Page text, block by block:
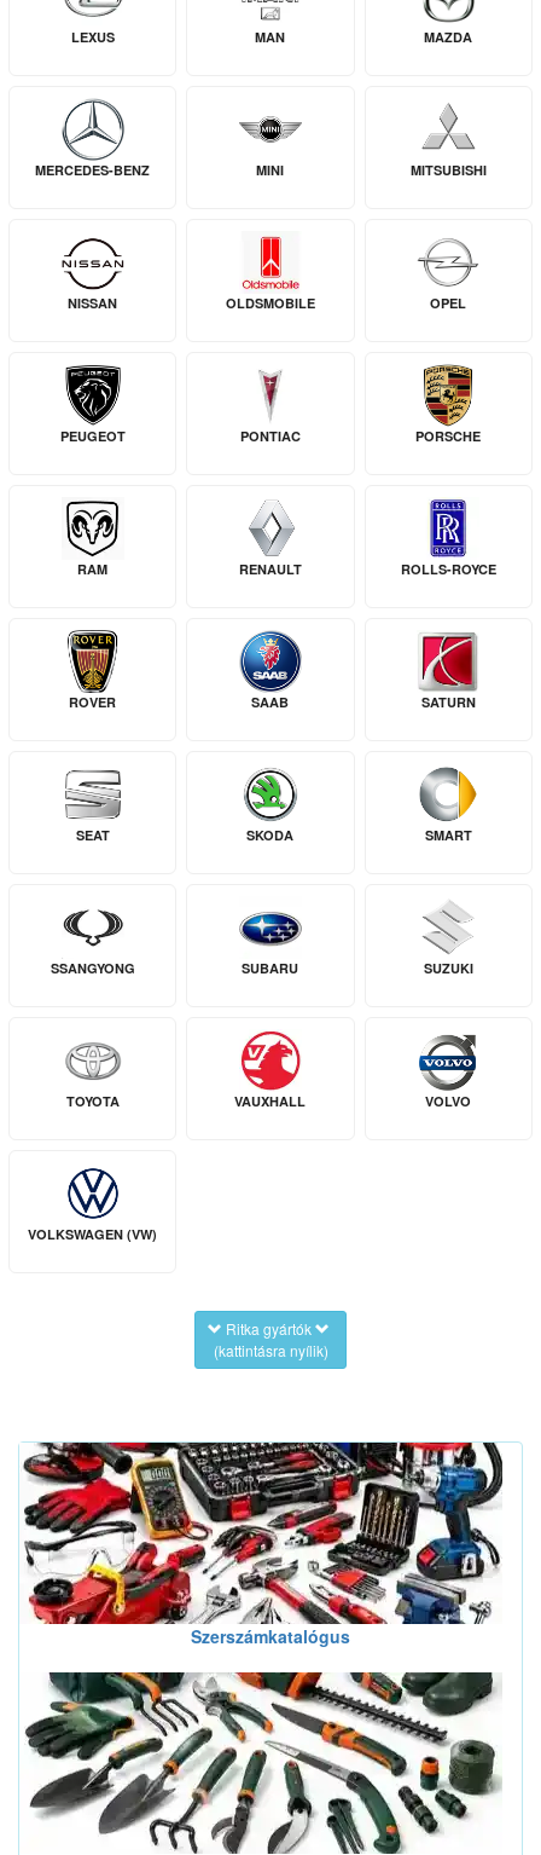
LEXUS MAN MAZDA
MERCEDES-BENZ MINI MITSUBISHI
NISSAN OLDSMOBILE OPEL
PEUGEOT PONTIAC PORSCHE
RAM RENAULT ROLLS-ROYCE
ROVER SAAB SATURN
SEAT SKODA SMART
SSANGYONG SUBARU SUZUKI
TOYOTA VAUXHALL VOLVO
VOLKSWAGEN (VW)
Ritka gyártók
(kattintásra nyílik)
Szerszámkatalógus